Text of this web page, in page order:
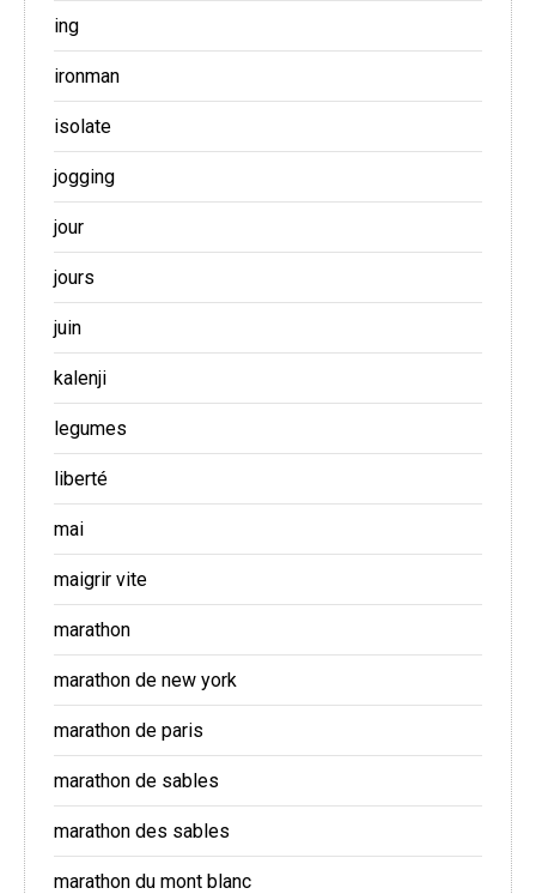
ing
ironman
isolate
jogging
jour
jours
juin
kalenji
legumes
liberté
mai
maigrir vite
marathon
marathon de new york
marathon de paris
marathon de sables
marathon des sables
marathon du mont blanc